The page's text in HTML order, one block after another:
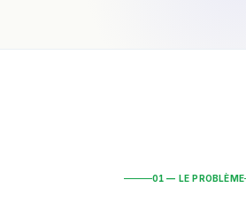
01 — LE PROBLÈME